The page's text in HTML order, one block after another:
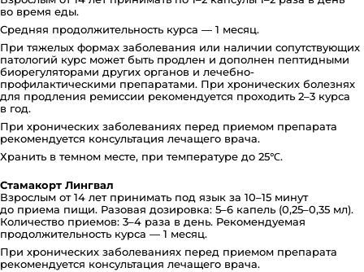
во время еды.
Средняя продолжительность курса — 1 месяц.
При тяжелых формах заболевания или наличии сопутствующих
патологий курс может быть продлен и дополнен пептидными
биорегуляторами других органов и лечебно-
профилактическими препаратами. При хронических болезнях
для продления ремиссии рекомендуется проходить 2–3 курса
в год.
При хронических заболеваниях перед приемом препарата
рекомендуется консультация лечащего врача.
Хранить в темном месте, при температуре до 25℃.
Стамакорт Лингвал
Взрослым от 14 лет принимать под язык за 10–15 минут
до приема пищи. Разовая дозировка: 5–6 капель (0,25–0,35 мл).
Количество приемов: 3–4 раза в день. Рекомендуемая
продолжительность курса — 1 месяц.
При хронических заболеваниях перед приемом препарата
рекомендуется консультация лечащего врача.